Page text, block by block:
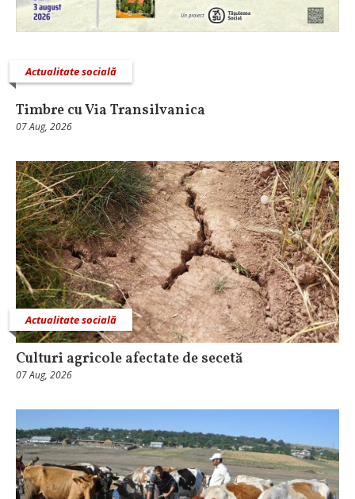
Actualitate socială
Timbre cu Via Transilvanica
07 Aug, 2026
Actualitate socială
Culturi agricole afectate de secetă
07 Aug, 2026